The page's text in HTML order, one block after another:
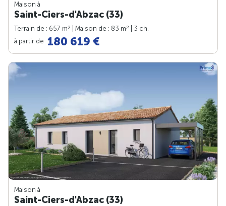
Maison à
Saint-Ciers-d'Abzac (33)
Terrain de : 657 m2 | Maison de : 83 m2
| 3 ch.
à partir de 180 619 €
Maison à
Saint-Ciers-d'Abzac (33)